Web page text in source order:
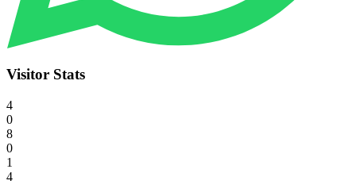
Visitor Stats
4
0
8
0
1
4